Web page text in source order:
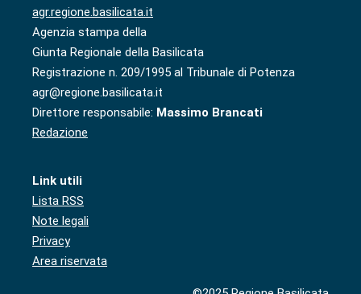
agr.regione.basilicata.it
Agenzia stampa della
Giunta Regionale della Basilicata
Registrazione n. 209/1995 al Tribunale di Potenza
agr@regione.basilicata.it
Direttore responsabile: Massimo Brancati
Redazione
Link utili
Lista RSS
Note legali
Privacy
Area riservata